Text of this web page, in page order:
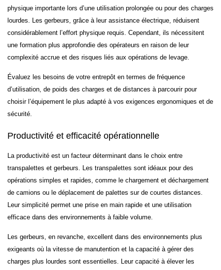
physique importante lors d’une utilisation prolongée ou pour des charges
lourdes. Les gerbeurs, grâce à leur assistance électrique, réduisent
considérablement l’effort physique requis. Cependant, ils nécessitent
une formation plus approfondie des opérateurs en raison de leur
complexité accrue et des risques liés aux opérations de levage.
Évaluez les besoins de votre entrepôt en termes de fréquence
d’utilisation, de poids des charges et de distances à parcourir pour
choisir l’équipement le plus adapté à vos exigences ergonomiques et de
sécurité.
Productivité et efficacité opérationnelle
La productivité est un facteur déterminant dans le choix entre
transpalettes et gerbeurs. Les transpalettes sont idéaux pour des
opérations simples et rapides, comme le chargement et déchargement
de camions ou le déplacement de palettes sur de courtes distances.
Leur simplicité permet une prise en main rapide et une utilisation
efficace dans des environnements à faible volume.
Les gerbeurs, en revanche, excellent dans des environnements plus
exigeants où la vitesse de manutention et la capacité à gérer des
charges plus lourdes sont essentielles. Leur capacité à élever les